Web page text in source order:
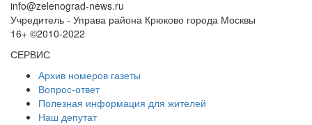
info@zelenograd-news.ru
Учредитель - Управа района Крюково города Москвы
16+ ©2010-2022
СЕРВИС
Архив номеров газеты
Вопрос-ответ
Полезная информация для жителей
Наш депутат